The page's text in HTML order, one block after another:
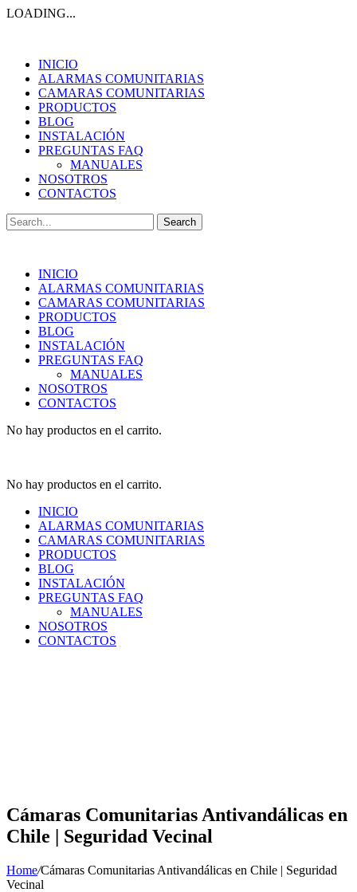
LOADING...
INICIO
ALARMAS COMUNITARIAS
CAMARAS COMUNITARIAS
PRODUCTOS
BLOG
INSTALACIÓN
PREGUNTAS FAQ
MANUALES
NOSOTROS
CONTACTOS
Search
for:
INICIO
ALARMAS COMUNITARIAS
CAMARAS COMUNITARIAS
PRODUCTOS
BLOG
INSTALACIÓN
PREGUNTAS FAQ
MANUALES
NOSOTROS
CONTACTOS
No hay productos en el carrito.
No hay productos en el carrito.
INICIO
ALARMAS COMUNITARIAS
CAMARAS COMUNITARIAS
PRODUCTOS
BLOG
INSTALACIÓN
PREGUNTAS FAQ
MANUALES
NOSOTROS
CONTACTOS
Cámaras Comunitarias Antivandálicas en
Chile | Seguridad Vecinal
Home/Cámaras Comunitarias Antivandálicas en Chile | Seguridad
Vecinal